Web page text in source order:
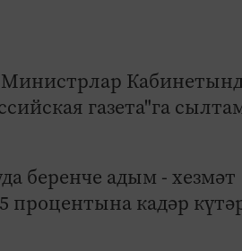
газета"га
беренче адым - хезмәт
кадәр